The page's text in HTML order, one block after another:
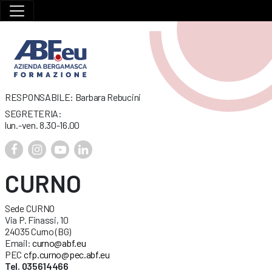
RESPONSABILE: Barbara Rebucini
SEGRETERIA:
lun.-ven. 8.30-16.00
CURNO
Sede CURNO
Via P. Finassi, 10
24035 Curno (BG)
Email: curno@abf.eu
PEC cfp.curno@pec.abf.eu
Tel. 035614466